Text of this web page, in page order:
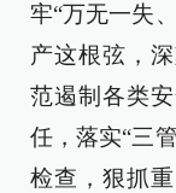
牢“万无一失
产这根弦，
范遏制各类
任，落实“三
检查，狠抓